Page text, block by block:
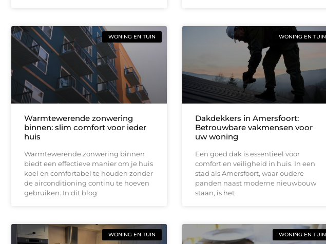
WONING EN TUIN
Warmtewerende zonwering
binnen: slim comfort voor ieder
huis
Warmtewerende zonwering binnen
biedt een effectieve manier om je huis
koel en comfortabel te houden zonder
de airconditioning continu te hoeven
gebruiken. In dit blog
WONING EN TUIN
Dakdekkers in Amersfoort:
Betrouwbare vakmensen voor
uw woning
Een goed dak is essentieel voor
comfort en veiligheid in huis. In een
stad als Amersfoort, waar oudere
panden naast moderne nieuwbouw
staan, is het
WONING EN TUIN WONING EN TUIN